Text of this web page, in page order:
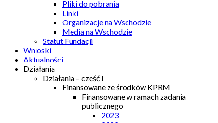
Pliki do pobrania
Linki
Organizacje na Wschodzie
Media na Wschodzie
Statut Fundacji
Wnioski
Aktualności
Działania
Działania – część I
Finansowane ze środków KPRM
Finansowane w ramach zadania
publicznego
2023